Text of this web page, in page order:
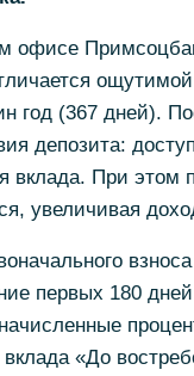
офисе
год (367 дней).
депозита:
вклада. При этом
увеличивая
первых 180
«До